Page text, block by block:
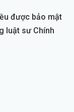
được bảo mật
luật sư Chính